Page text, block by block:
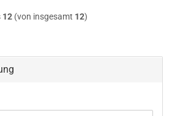
12(von insgesamt 12)